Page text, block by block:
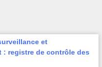
et
: registre de contrôle des